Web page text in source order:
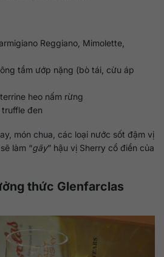
Reggiano, Mimolette,
tẩm ướp nặng (bò tái, cừu áp
heo nấm rừng
đen
món chua, các loại nước sốt đậm vị
làm “gãy” hậu vị Sherry cổ điển của
thức Glenfarclas